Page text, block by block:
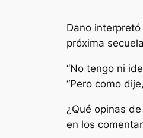
Dano
próxima
“No tengo ni
“Pero como
¿Qué opinas
en los